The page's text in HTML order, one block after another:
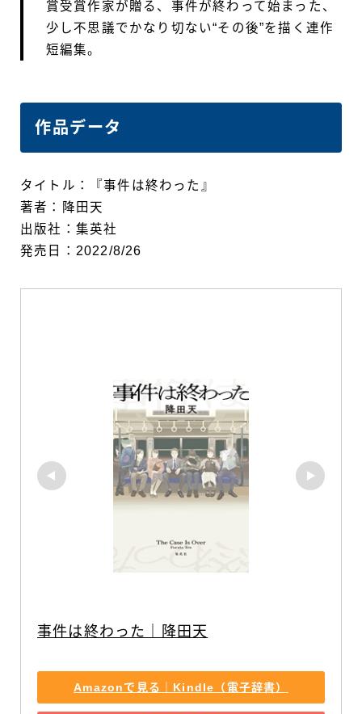
賞受賞作家が贈る、事件が終わって始まった、
少し不思議でかなり切ない“その後”を描く連作
短編集。
作品データ
タイトル：『事件は終わった』
著者：降田天
出版社：集英社
発売日：2022/8/26
事件は終わった｜降田天
Amazonで見る｜Kindle（電子辞書）